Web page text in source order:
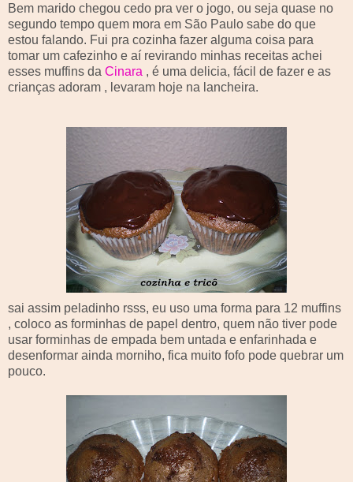
Bem marido chegou cedo pra ver o jogo, ou seja quase no
segundo tempo quem mora em São Paulo sabe do que
estou falando. Fui pra cozinha fazer alguma coisa para
tomar um cafezinho e aí revirando minhas receitas achei
esses muffins da Cinara , é uma delicia, fácil de fazer e as
crianças adoram , levaram hoje na lancheira.
sai assim peladinho rsss, eu uso uma forma para 12 muffins
, coloco as forminhas de papel dentro, quem não tiver pode
usar forminhas de empada bem untada e enfarinhada e
desenformar ainda morniho, fica muito fofo pode quebrar um
pouco.